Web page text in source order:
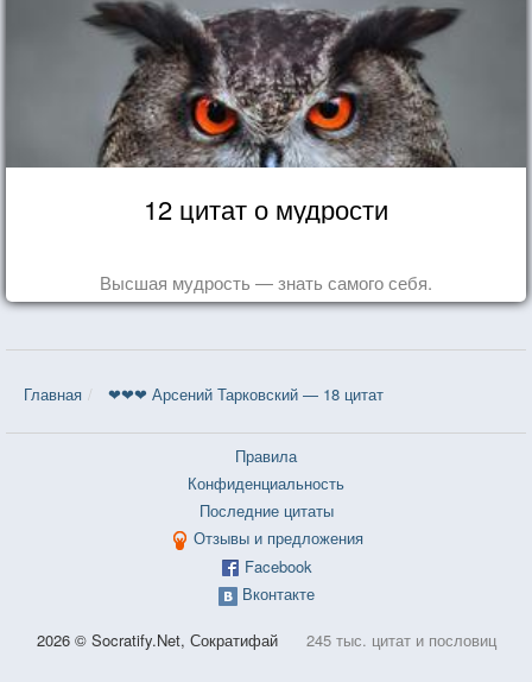
12 цитат о мудрости
Высшая мудрость — знать самого себя.
Главная ❤❤❤ Арсений Тарковский — 18 цитат
Правила
Конфиденциальность
Последние цитаты
Отзывы и предложения
Facebook
Вконтакте
2026 © Socratify.Net, Сократифай 245 тыс. цитат и пословиц